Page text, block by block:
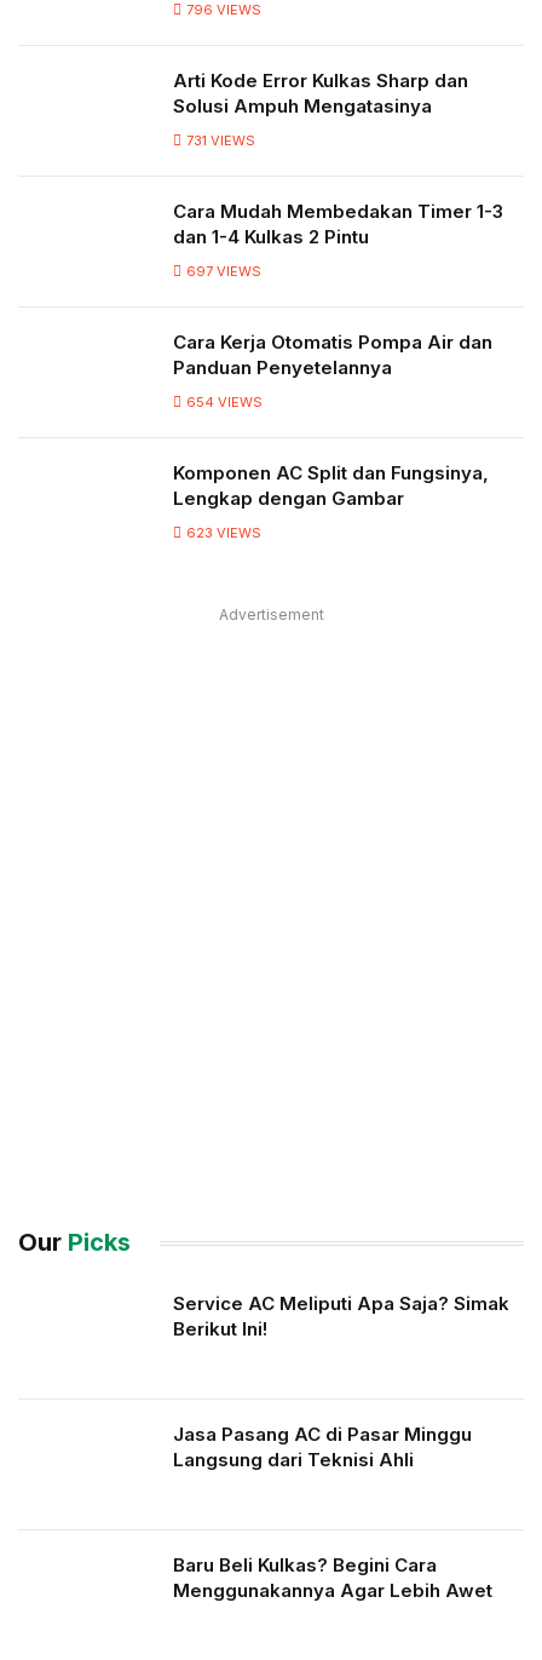
796 VIEWS
Arti Kode Error Kulkas Sharp dan
Solusi Ampuh Mengatasinya
731 VIEWS
Cara Mudah Membedakan Timer 1-3
dan 1-4 Kulkas 2 Pintu
697 VIEWS
Cara Kerja Otomatis Pompa Air dan
Panduan Penyetelannya
654 VIEWS
Komponen AC Split dan Fungsinya,
Lengkap dengan Gambar
623 VIEWS
Advertisement
Our Picks
Service AC Meliputi Apa Saja? Simak
Berikut Ini!
Jasa Pasang AC di Pasar Minggu
Langsung dari Teknisi Ahli
Baru Beli Kulkas? Begini Cara
Menggunakannya Agar Lebih Awet